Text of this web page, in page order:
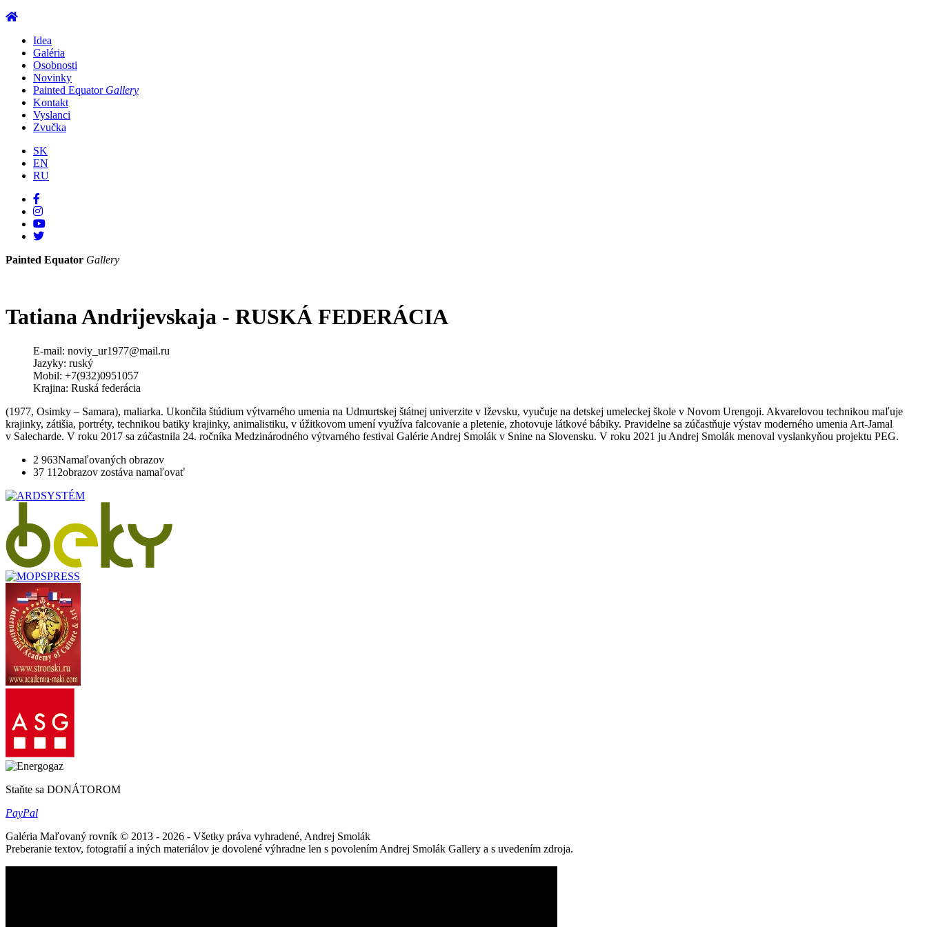
Idea
Galéria
Osobnosti
Novinky
Painted Equator Gallery
Kontakt
Vyslanci
Zvučka
SK
EN
RU
Painted Equator Gallery
Tatiana Andrijevskaja - RUSKÁ FEDERÁCIA
E-mail: noviy_ur1977@mail.ru
Jazyky: ruský
Mobil: +7(932)0951057
Krajina: Ruská federácia
(1977, Osimky – Samara), maliarka. Ukončila štúdium výtvarného umenia na Udmurtskej štátnej univerzite v Iževsku, vyučuje na detskej umeleckej škole v Novom Urengoji. Akvarelovou technikou maľuje
krajinky, zátišia, portréty, technikou batiky krajinky, animalistiku, v úžitkovom umení využíva falcovanie a pletenie, zhotovuje látkové bábiky. Pravidelne sa zúčastňuje výstav moderného umenia Art-Jamal
v Salecharde. V roku 2017 sa zúčastnila 24. ročníka Medzinárodného výtvarného festival Galérie Andrej Smolák v Snine na Slovensku. V roku 2021 ju Andrej Smolák menoval vyslankyňou projektu PEG.
2 963Namaľovaných obrazov
37 112obrazov zostáva namaľovať
Staňte sa DONÁTOROM
PayPal
Galéria Maľovaný rovník © 2013 - 2026 - Všetky práva vyhradené, Andrej Smolák
Preberanie textov, fotografií a iných materiálov je dovolené výhradne len s povolením Andrej Smolák Gallery a s uvedením zdroja.